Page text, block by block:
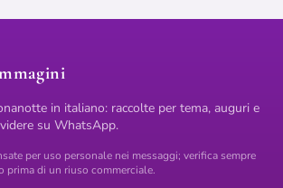
in italiano: raccolte per tema, auguri e
su WhatsApp.
per uso personale nei messaggi; verifica sempre
prima di un riuso commerciale.